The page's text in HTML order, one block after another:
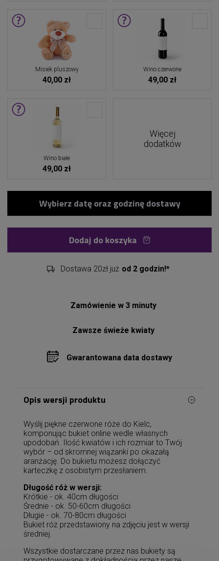
Misiek pluszowy
40,00 zł
Wino czerwone
49,00 zł
Wino białe
49,00 zł
Więcej
dodatków
Dodaj do koszyka
Dostawa 20zł już od 2 godzin!*
Zamówienie w 3 minuty
Zawsze świeże kwiaty
Gwarantowana data dostawy
Opis wersji produktu
Wyślij piękne czerwone róże do Kielc,
komponując bukiet online wedle własnych
upodobań. Ilość kwiatów i ich rozmiar to Twój
wybór – od skromnej wiązanki po okazałą
aranżację. Do bukietu możesz dołączyć
karteczkę z osobistym przesłaniem.
Długość róż w wersji:
Krótkie - ok. 40cm długości
Średnie - ok. 50-60cm długości
Długie - ok. 70-80cm długości
Bukiet róż przedstawiony na zdjęciu jest w wersji
średniej.
Wszystkie dostarczane przez nas bukiety są